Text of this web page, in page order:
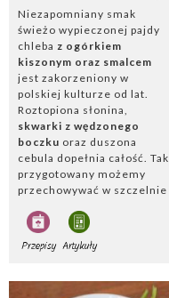
Niezapomniany smak
świeżo wypieczonej pajdy
chleba z ogórkiem
kiszonym oraz smalcem
jest zakorzeniony w
polskiej kulturze od lat.
Roztopiona słonina,
skwarki z wędzonego
boczku oraz duszona
cebula dopełnia całość. Tak
przygotowany możemy
przechowywać w szczelnie
serwować jako przystawkę.
podduszonego
wraz z cebulą jabłka
Przepisy Artykuły